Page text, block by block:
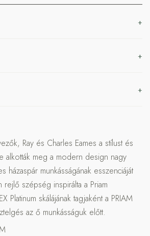
Ray és Charles Eames a stílust és
alkották meg a modern design nagy
házaspár munkásságának esszenciáját
szépség inspirálta a Priam
Platinum skálájának tagjaként a PRIAM
az ő munkásságuk előtt.